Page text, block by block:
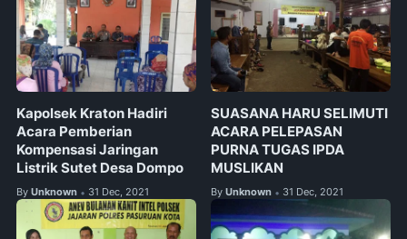
Kapolsek Kraton Hadiri
Acara Pemberian
Kompensasi Jaringan
Listrik Sutet Desa Dompo
By Unknown • 31 Dec, 2021
SUASANA HARU SELIMUTI
ACARA PELEPASAN
PURNA TUGAS IPDA
MUSLIKAN
By Unknown • 31 Dec, 2021